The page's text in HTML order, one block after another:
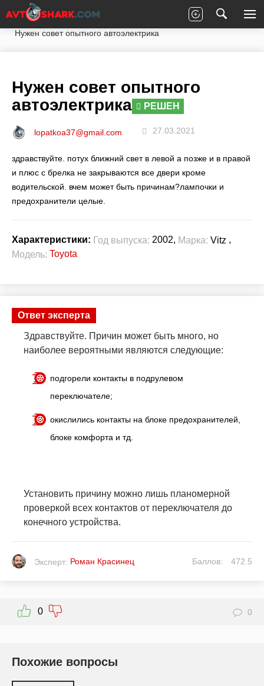
Главная Вопросы экспертам Toyota
Vitz
Нужен совет опытного автоэлектрика
Нужен совет опытного
автоэлектрика
РЕШЕН
lopatkoa37@gmail.com 27.03.2021
здравствуйте. потух ближний свет в левой а позже и в правой
и плюс с брелка не закрываются все двери кроме
водительской. вчем может быть причинам?лампочки и
предохранители целые.
Характеристики: Год выпуска: 2002, Марка: Vitz ,
Модель: Toyota
Ответ эксперта
Здравствуйте. Причин может быть много, но
наиболее вероятными являются следующие:
подгорели контакты в подрулевом
переключателе;
окислились контакты на блоке предохранителей,
блоке комфорта и тд.
Установить причину можно лишь планомерной
проверкой всех контактов от переключателя до
конечного устройства.
Эксперт: Роман Красинец Баллов: 472.5
0 0
Похожие вопросы